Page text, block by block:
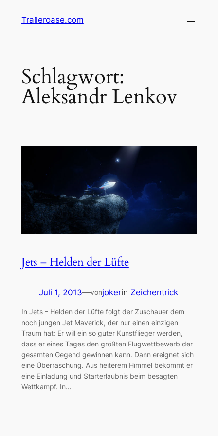
InhaltTraileroase.com
Schlagwort:
Aleksandr Lenkov
Jets – Helden der Lüfte
Juli 1, 2013—vonjokerin Zeichentrick
In Jets – Helden der Lüfte folgt der Zuschauer dem
noch jungen Jet Maverick, der nur einen einzigen
Traum hat: Er will ein so guter Kunstflieger werden,
dass er eines Tages den größten Flugwettbewerb der
gesamten Gegend gewinnen kann. Dann ereignet sich
eine Überraschung. Aus heiterem Himmel bekommt er
eine Einladung und Starterlaubnis beim besagten
Wettkampf. In…